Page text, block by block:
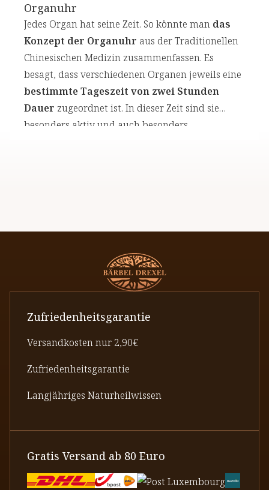
Organuhr
Jedes Organ hat seine Zeit. So könnte man das
Konzept der Organuhr aus der Traditionellen
Chinesischen Medizin zusammenfassen. Es
besagt, dass verschiedenen Organen jeweils eine
bestimmte Tageszeit von zwei Stunden
Dauer zugeordnet ist. In dieser Zeit sind sie
besonders aktiv und auch besonders
Zufriedenheitsgarantie
Versandkosten nur 2,90€
Zufriedenheitsgarantie
Langjähriges Naturheilwissen
Gratis Versand ab 80 Euro